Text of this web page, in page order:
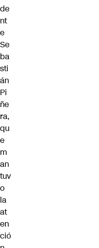
de
nt
e
Se
ba
sti
án
Pi
ñe
ra,
qu
e
m
an
tuv
o
la
at
en
ció